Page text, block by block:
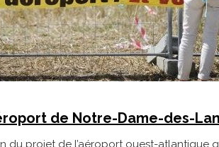
de Notre-Dame-des-
du projet de l’aéroport ouest-